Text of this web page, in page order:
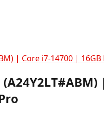
| Core i7-14700 |